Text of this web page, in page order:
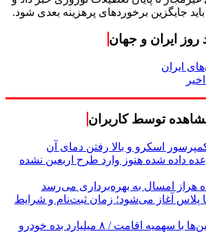
جایگزین برخوردهای پرهزینه بعدی شود.
روز ایران و جهان
ایران
توسط کاربران
اسکرو و بالا رفتن دمای آن
وعده داده شده هنوز وارد طرح اربعین نشده
هراز امسال به بهره‌برداری می‌رسد
آغاز می‌شود؛ زمان ثبت‌نام و شرایط
کاسبی خارج‌نشین‌ها با سهمیه اقامت / ۸ میلیارد بده خودرو